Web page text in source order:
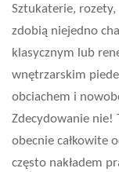
Sztukaterie,
zdobią niejedno
klasycznym lub
wnętrzarskim
obciachem i
Zdecydowanie nie!
obecnie całkowite
często nakładem